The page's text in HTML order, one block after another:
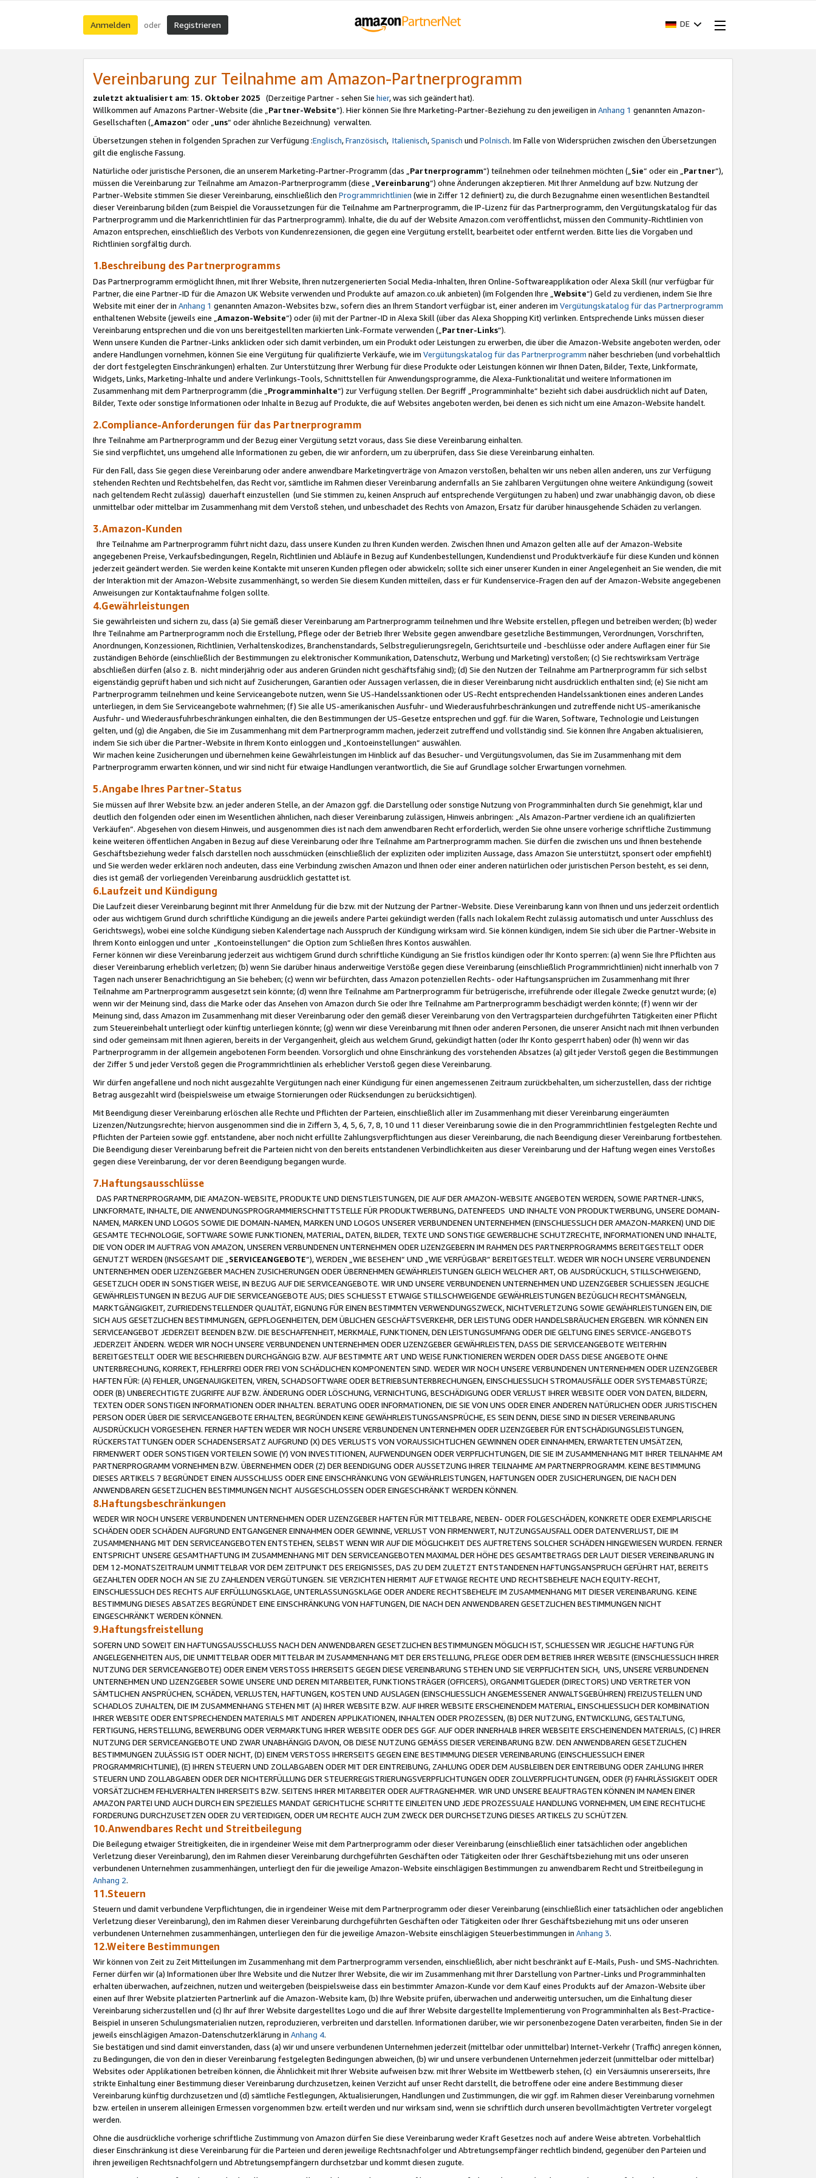
Anmelden oder Registrieren DE
Vereinbarung zur Teilnahme am Amazon-Partnerprogramm
zuletzt aktualisiert am: 15. Oktober 2025 (Derzeitige Partner - sehen Sie hier, was sich geändert hat).
Willkommen auf Amazons Partner-Website (die „Partner-Website“). Hier können Sie Ihre Marketing-Partner-Beziehung zu den jeweiligen in Anhang 1 genannten Amazon-
Gesellschaften („Amazon“ oder „uns“ oder ähnliche Bezeichnung) verwalten.
Übersetzungen stehen in folgenden Sprachen zur Verfügung :Englisch,Französisch, Italienisch,Spanisch und Polnisch. Im Falle von Widersprüchen zwischen den Übersetzungen
gilt die englische Fassung.
Natürliche oder juristische Personen, die an unserem Marketing-Partner-Programm (das „Partnerprogramm“) teilnehmen oder teilnehmen möchten („Sie“ oder ein „Partner“),
müssen die Vereinbarung zur Teilnahme am Amazon-Partnerprogramm (diese „Vereinbarung“) ohne Änderungen akzeptieren. Mit Ihrer Anmeldung auf bzw. Nutzung der
Partner-Website stimmen Sie dieser Vereinbarung, einschließlich den Programmrichtlinien (wie in Ziffer 12 definiert) zu, die durch Bezugnahme einen wesentlichen Bestandteil
dieser Vereinbarung bilden (zum Beispiel die Voraussetzungen für die Teilnahme am Partnerprogramm, die IP-Lizenz für das Partnerprogramm, den Vergütungskatalog für das
Partnerprogramm und die Markenrichtlinien für das Partnerprogramm). Inhalte, die du auf der Website Amazon.com veröffentlichst, müssen den Community-Richtlinien von
Amazon entsprechen, einschließlich des Verbots von Kundenrezensionen, die gegen eine Vergütung erstellt, bearbeitet oder entfernt werden. Bitte lies die Vorgaben und
Richtlinien sorgfältig durch.
1.Beschreibung des Partnerprogramms
Das Partnerprogramm ermöglicht Ihnen, mit Ihrer Website, Ihren nutzergenerierten Social Media-Inhalten, Ihren Online-Softwareapplikation oder Alexa Skill (nur verfügbar für
Partner, die eine Partner-ID für die Amazon UK Website verwenden und Produkte auf amazon.co.uk anbieten) (im Folgenden Ihre „ Website“) Geld zu verdienen, indem Sie Ihre
Website mit einer der in Anhang 1 genannten Amazon-Websites bzw., sofern dies an Ihrem Standort verfügbar ist, einer anderen im Vergütungskatalog für das Partnerprogramm
enthaltenen Website (jeweils eine „ Amazon-Website“) oder (ii) mit der Partner-ID in Alexa Skill (über das Alexa Shopping Kit) verlinken. Entsprechende Links müssen dieser
Vereinbarung entsprechen und die von uns bereitgestellten markierten Link-Formate verwenden („ Partner-Links“).
Wenn unsere Kunden die Partner-Links anklicken oder sich damit verbinden, um ein Produkt oder Leistungen zu erwerben, die über die Amazon-Website angeboten werden, oder
andere Handlungen vornehmen, können Sie eine Vergütung für qualifizierte Verkäufe, wie im Vergütungskatalog für das Partnerprogramm näher beschrieben (und vorbehaltlich
der dort festgelegten Einschränkungen) erhalten. Zur Unterstützung Ihrer Werbung für diese Produkte oder Leistungen können wir Ihnen Daten, Bilder, Texte, Linkformate,
Widgets, Links, Marketing-Inhalte und andere Verlinkungs-Tools, Schnittstellen für Anwendungsprogramme, die Alexa-Funktionalität und weitere Informationen im
Zusammenhang mit dem Partnerprogramm (die „ Programminhalte“) zur Verfügung stellen. Der Begriff „Programminhalte“ bezieht sich dabei ausdrücklich nicht auf Daten,
Bilder, Texte oder sonstige Informationen oder Inhalte in Bezug auf Produkte, die auf Websites angeboten werden, bei denen es sich nicht um eine Amazon-Website handelt.
2.Compliance-Anforderungen für das Partnerprogramm
Ihre Teilnahme am Partnerprogramm und der Bezug einer Vergütung setzt voraus, dass Sie diese Vereinbarung einhalten.
Sie sind verpflichtet, uns umgehend alle Informationen zu geben, die wir anfordern, um zu überprüfen, dass Sie diese Vereinbarung einhalten.
Für den Fall, dass Sie gegen diese Vereinbarung oder andere anwendbare Marketingverträge von Amazon verstoßen, behalten wir uns neben allen anderen, uns zur Verfügung
stehenden Rechten und Rechtsbehelfen, das Recht vor, sämtliche im Rahmen dieser Vereinbarung andernfalls an Sie zahlbaren Vergütungen ohne weitere Ankündigung (soweit
nach geltendem Recht zulässig) dauerhaft einzustellen (und Sie stimmen zu, keinen Anspruch auf entsprechende Vergütungen zu haben) und zwar unabhängig davon, ob diese
unmittelbar oder mittelbar im Zusammenhang mit dem Verstoß stehen, und unbeschadet des Rechts von Amazon, Ersatz für darüber hinausgehende Schäden zu verlangen.
3.Amazon-Kunden
Ihre Teilnahme am Partnerprogramm führt nicht dazu, dass unsere Kunden zu Ihren Kunden werden. Zwischen Ihnen und Amazon gelten alle auf der Amazon-Website
angegebenen Preise, Verkaufsbedingungen, Regeln, Richtlinien und Abläufe in Bezug auf Kundenbestellungen, Kundendienst und Produktverkäufe für diese Kunden und können
jederzeit geändert werden. Sie werden keine Kontakte mit unseren Kunden pflegen oder abwickeln; sollte sich einer unserer Kunden in einer Angelegenheit an Sie wenden, die mit
der Interaktion mit der Amazon-Website zusammenhängt, so werden Sie diesem Kunden mitteilen, dass er für Kundenservice-Fragen den auf der Amazon-Website angegebenen
Anweisungen zur Kontaktaufnahme folgen sollte.
4.Gewährleistungen
Sie gewährleisten und sichern zu, dass (a) Sie gemäß dieser Vereinbarung am Partnerprogramm teilnehmen und Ihre Website erstellen, pflegen und betreiben werden; (b) weder
Ihre Teilnahme am Partnerprogramm noch die Erstellung, Pflege oder der Betrieb Ihrer Website gegen anwendbare gesetzliche Bestimmungen, Verordnungen, Vorschriften,
Anordnungen, Konzessionen, Richtlinien, Verhaltenskodizes, Branchenstandards, Selbstregulierungsregeln, Gerichtsurteile und -beschlüsse oder andere Auflagen einer für Sie
zuständigen Behörde (einschließlich der Bestimmungen zu elektronischer Kommunikation, Datenschutz, Werbung und Marketing) verstoßen; (c) Sie rechtswirksam Verträge
abschließen dürfen (also z. B. nicht minderjährig oder aus anderen Gründen nicht geschäftsfähig sind); (d) Sie den Nutzen der Teilnahme am Partnerprogramm für sich selbst
eigenständig geprüft haben und sich nicht auf Zusicherungen, Garantien oder Aussagen verlassen, die in dieser Vereinbarung nicht ausdrücklich enthalten sind; (e) Sie nicht am
Partnerprogramm teilnehmen und keine Serviceangebote nutzen, wenn Sie US-Handelssanktionen oder US-Recht entsprechenden Handelssanktionen eines anderen Landes
unterliegen, in dem Sie Serviceangebote wahrnehmen; (f) Sie alle US-amerikanischen Ausfuhr- und Wiederausfuhrbeschränkungen und zutreffende nicht US-amerikanische
Ausfuhr- und Wiederausfuhrbeschränkungen einhalten, die den Bestimmungen der US-Gesetze entsprechen und ggf. für die Waren, Software, Technologie und Leistungen
gelten, und (g) die Angaben, die Sie im Zusammenhang mit dem Partnerprogramm machen, jederzeit zutreffend und vollständig sind. Sie können Ihre Angaben aktualisieren,
indem Sie sich über die Partner-Website in Ihrem Konto einloggen und „Kontoeinstellungen“ auswählen.
Wir machen keine Zusicherungen und übernehmen keine Gewährleistungen im Hinblick auf das Besucher- und Vergütungsvolumen, das Sie im Zusammenhang mit dem
Partnerprogramm erwarten können, und wir sind nicht für etwaige Handlungen verantwortlich, die Sie auf Grundlage solcher Erwartungen vornehmen.
5.Angabe Ihres Partner-Status
Sie müssen auf Ihrer Website bzw. an jeder anderen Stelle, an der Amazon ggf. die Darstellung oder sonstige Nutzung von Programminhalten durch Sie genehmigt, klar und
deutlich den folgenden oder einen im Wesentlichen ähnlichen, nach dieser Vereinbarung zulässigen, Hinweis anbringen: „Als Amazon-Partner verdiene ich an qualifizierten
Verkäufen“. Abgesehen von diesem Hinweis, und ausgenommen dies ist nach dem anwendbaren Recht erforderlich, werden Sie ohne unsere vorherige schriftliche Zustimmung
keine weiteren öffentlichen Angaben in Bezug auf diese Vereinbarung oder Ihre Teilnahme am Partnerprogramm machen. Sie dürfen die zwischen uns und Ihnen bestehende
Geschäftsbeziehung weder falsch darstellen noch ausschmücken (einschließlich der expliziten oder impliziten Aussage, dass Amazon Sie unterstützt, sponsert oder empfiehlt)
und Sie werden weder erklären noch andeuten, dass eine Verbindung zwischen Amazon und Ihnen oder einer anderen natürlichen oder juristischen Person besteht, es sei denn,
dies ist gemäß der vorliegenden Vereinbarung ausdrücklich gestattet ist.
6.Laufzeit und Kündigung
Die Laufzeit dieser Vereinbarung beginnt mit Ihrer Anmeldung für die bzw. mit der Nutzung der Partner-Website. Diese Vereinbarung kann von Ihnen und uns jederzeit ordentlich
oder aus wichtigem Grund durch schriftliche Kündigung an die jeweils andere Partei gekündigt werden (falls nach lokalem Recht zulässig automatisch und unter Ausschluss des
Gerichtswegs), wobei eine solche Kündigung sieben Kalendertage nach Ausspruch der Kündigung wirksam wird. Sie können kündigen, indem Sie sich über die Partner-Website in
Ihrem Konto einloggen und unter „Kontoeinstellungen“ die Option zum Schließen Ihres Kontos auswählen.
Ferner können wir diese Vereinbarung jederzeit aus wichtigem Grund durch schriftliche Kündigung an Sie fristlos kündigen oder Ihr Konto sperren: (a) wenn Sie Ihre Pflichten aus
dieser Vereinbarung erheblich verletzen; (b) wenn Sie darüber hinaus anderweitige Verstöße gegen diese Vereinbarung (einschließlich Programmrichtlinien) nicht innerhalb von 7
Tagen nach unserer Benachrichtigung an Sie beheben; (c) wenn wir befürchten, dass Amazon potenziellen Rechts- oder Haftungsansprüchen im Zusammenhang mit Ihrer
Teilnahme am Partnerprogramm ausgesetzt sein könnte; (d) wenn Ihre Teilnahme am Partnerprogramm für betrügerische, irreführende oder illegale Zwecke genutzt wurde; (e)
wenn wir der Meinung sind, dass die Marke oder das Ansehen von Amazon durch Sie oder Ihre Teilnahme am Partnerprogramm beschädigt werden könnte; (f) wenn wir der
Meinung sind, dass Amazon im Zusammenhang mit dieser Vereinbarung oder den gemäß dieser Vereinbarung von den Vertragsparteien durchgeführten Tätigkeiten einer Pflicht
zum Steuereinbehalt unterliegt oder künftig unterliegen könnte; (g) wenn wir diese Vereinbarung mit Ihnen oder anderen Personen, die unserer Ansicht nach mit Ihnen verbunden
sind oder gemeinsam mit Ihnen agieren, bereits in der Vergangenheit, gleich aus welchem Grund, gekündigt hatten (oder Ihr Konto gesperrt haben) oder (h) wenn wir das
Partnerprogramm in der allgemein angebotenen Form beenden. Vorsorglich und ohne Einschränkung des vorstehenden Absatzes (a) gilt jeder Verstoß gegen die Bestimmungen
der Ziffer 5 und jeder Verstoß gegen die Programmrichtlinien als erheblicher Verstoß gegen diese Vereinbarung.
Wir dürfen angefallene und noch nicht ausgezahlte Vergütungen nach einer Kündigung für einen angemessenen Zeitraum zurückbehalten, um sicherzustellen, dass der richtige
Betrag ausgezahlt wird (beispielsweise um etwaige Stornierungen oder Rücksendungen zu berücksichtigen).
Mit Beendigung dieser Vereinbarung erlöschen alle Rechte und Pflichten der Parteien, einschließlich aller im Zusammenhang mit dieser Vereinbarung eingeräumten
Lizenzen/Nutzungsrechte; hiervon ausgenommen sind die in Ziffern 3, 4, 5, 6, 7, 8, 10 und 11 dieser Vereinbarung sowie die in den Programmrichtlinien festgelegten Rechte und
Pflichten der Parteien sowie ggf. entstandene, aber noch nicht erfüllte Zahlungsverpflichtungen aus dieser Vereinbarung, die nach Beendigung dieser Vereinbarung fortbestehen.
Die Beendigung dieser Vereinbarung befreit die Parteien nicht von den bereits entstandenen Verbindlichkeiten aus dieser Vereinbarung und der Haftung wegen eines Verstoßes
gegen diese Vereinbarung, der vor deren Beendigung begangen wurde.
7.Haftungsausschlüsse
DAS PARTNERPROGRAMM, DIE AMAZON-WEBSITE, PRODUKTE UND DIENSTLEISTUNGEN, DIE AUF DER AMAZON-WEBSITE ANGEBOTEN WERDEN, SOWIE PARTNER-LINKS,
LINKFORMATE, INHALTE, DIE ANWENDUNGSPROGRAMMIERSCHNITTSTELLE FÜR PRODUKTWERBUNG, DATENFEEDS UND INHALTE VON PRODUKTWERBUNG, UNSERE DOMAIN-
NAMEN, MARKEN UND LOGOS SOWIE DIE DOMAIN-NAMEN, MARKEN UND LOGOS UNSERER VERBUNDENEN UNTERNEHMEN (EINSCHLIESSLICH DER AMAZON-MARKEN) UND DIE
GESAMTE TECHNOLOGIE, SOFTWARE SOWIE FUNKTIONEN, MATERIAL, DATEN, BILDER, TEXTE UND SONSTIGE GEWERBLICHE SCHUTZRECHTE, INFORMATIONEN UND INHALTE,
DIE VON ODER IM AUFTRAG VON AMAZON, UNSEREN VERBUNDENEN UNTERNEHMEN ODER LIZENZGEBERN IM RAHMEN DES PARTNERPROGRAMMS BEREITGESTELLT ODER
GENUTZT WERDEN (INSGESAMT DIE „ SERVICEANGEBOTE“), WERDEN „WIE BESEHEN“ UND „WIE VERFÜGBAR“ BEREITGESTELLT. WEDER WIR NOCH UNSERE VERBUNDENEN
UNTERNEHMEN ODER LIZENZGEBER MACHEN ZUSICHERUNGEN ODER ÜBERNEHMEN GEWÄHRLEISTUNGEN GLEICH WELCHER ART, OB AUSDRÜCKLICH, STILLSCHWEIGEND,
GESETZLICH ODER IN SONSTIGER WEISE, IN BEZUG AUF DIE SERVICEANGEBOTE. WIR UND UNSERE VERBUNDENEN UNTERNEHMEN UND LIZENZGEBER SCHLIESSEN JEGLICHE
GEWÄHRLEISTUNGEN IN BEZUG AUF DIE SERVICEANGEBOTE AUS; DIES SCHLIESST ETWAIGE STILLSCHWEIGENDE GEWÄHRLEISTUNGEN BEZÜGLICH RECHTSMÄNGELN,
MARKTGÄNGIGKEIT, ZUFRIEDENSTELLENDER QUALITÄT, EIGNUNG FÜR EINEN BESTIMMTEN VERWENDUNGSZWECK, NICHTVERLETZUNG SOWIE GEWÄHRLEISTUNGEN EIN, DIE
SICH AUS GESETZLICHEN BESTIMMUNGEN, GEPFLOGENHEITEN, DEM ÜBLICHEN GESCHÄFTSVERKEHR, DER LEISTUNG ODER HANDELSBRÄUCHEN ERGEBEN. WIR KÖNNEN EIN
SERVICEANGEBOT JEDERZEIT BEENDEN BZW. DIE BESCHAFFENHEIT, MERKMALE, FUNKTIONEN, DEN LEISTUNGSUMFANG ODER DIE GELTUNG EINES SERVICE-ANGEBOTS
JEDERZEIT ÄNDERN. WEDER WIR NOCH UNSERE VERBUNDENEN UNTERNEHMEN ODER LIZENZGEBER GEWÄHRLEISTEN, DASS DIE SERVICEANGEBOTE WEITERHIN
BEREITGESTELLT ODER WIE BESCHRIEBEN DURCHGÄNGIG BZW. AUF BESTIMMTE ART UND WEISE FUNKTIONIEREN WERDEN ODER DASS DIESE ANGEBOTE OHNE
UNTERBRECHUNG, KORREKT, FEHLERFREI ODER FREI VON SCHÄDLICHEN KOMPONENTEN SIND. WEDER WIR NOCH UNSERE VERBUNDENEN UNTERNEHMEN ODER LIZENZGEBER
HAFTEN FÜR: (A) FEHLER, UNGENAUIGKEITEN, VIREN, SCHADSOFTWARE ODER BETRIEBSUNTERBRECHUNGEN, EINSCHLIESSLICH STROMAUSFÄLLE ODER SYSTEMABSTÜRZE;
ODER (B) UNBERECHTIGTE ZUGRIFFE AUF BZW. ÄNDERUNG ODER LÖSCHUNG, VERNICHTUNG, BESCHÄDIGUNG ODER VERLUST IHRER WEBSITE ODER VON DATEN, BILDERN,
TEXTEN ODER SONSTIGEN INFORMATIONEN ODER INHALTEN. BERATUNG ODER INFORMATIONEN, DIE SIE VON UNS ODER EINER ANDEREN NATÜRLICHEN ODER JURISTISCHEN
PERSON ODER ÜBER DIE SERVICEANGEBOTE ERHALTEN, BEGRÜNDEN KEINE GEWÄHRLEISTUNGSANSPRÜCHE, ES SEIN DENN, DIESE SIND IN DIESER VEREINBARUNG
AUSDRÜCKLICH VORGESEHEN. FERNER HAFTEN WEDER WIR NOCH UNSERE VERBUNDENEN UNTERNEHMEN ODER LIZENZGEBER FÜR ENTSCHÄDIGUNGSLEISTUNGEN,
RÜCKERSTATTUNGEN ODER SCHADENSERSATZ AUFGRUND (X) DES VERLUSTS VON VORAUSSICHTLICHEN GEWINNEN ODER EINNAHMEN, ERWARTETEN UMSÄTZEN,
FIRMENWERT ODER SONSTIGEN VORTEILEN SOWIE (Y) VON INVESTITIONEN, AUFWENDUNGEN ODER VERPFLICHTUNGEN, DIE SIE IM ZUSAMMENHANG MIT IHRER TEILNAHME AM
PARTNERPROGRAMM VORNEHMEN BZW. ÜBERNEHMEN ODER (Z) DER BEENDIGUNG ODER AUSSETZUNG IHRER TEILNAHME AM PARTNERPROGRAMM. KEINE BESTIMMUNG
DIESES ARTIKELS 7 BEGRÜNDET EINEN AUSSCHLUSS ODER EINE EINSCHRÄNKUNG VON GEWÄHRLEISTUNGEN, HAFTUNGEN ODER ZUSICHERUNGEN, DIE NACH DEN
ANWENDBAREN GESETZLICHEN BESTIMMUNGEN NICHT AUSGESCHLOSSEN ODER EINGESCHRÄNKT WERDEN KÖNNEN.
8.Haftungsbeschränkungen
WEDER WIR NOCH UNSERE VERBUNDENEN UNTERNEHMEN ODER LIZENZGEBER HAFTEN FÜR MITTELBARE, NEBEN- ODER FOLGESCHÄDEN, KONKRETE ODER EXEMPLARISCHE
SCHÄDEN ODER SCHÄDEN AUFGRUND ENTGANGENER EINNAHMEN ODER GEWINNE, VERLUST VON FIRMENWERT, NUTZUNGSAUSFALL ODER DATENVERLUST, DIE IM
ZUSAMMENHANG MIT DEN SERVICEANGEBOTEN ENTSTEHEN, SELBST WENN WIR AUF DIE MÖGLICHKEIT DES AUFTRETENS SOLCHER SCHÄDEN HINGEWIESEN WURDEN. FERNER
ENTSPRICHT UNSERE GESAMTHAFTUNG IM ZUSAMMENHANG MIT DEN SERVICEANGEBOTEN MAXIMAL DER HÖHE DES GESAMTBETRAGS DER LAUT DIESER VEREINBARUNG IN
DEM 12-MONATSZEITRAUM UNMITTELBAR VOR DEM ZEITPUNKT DES EREIGNISSES, DAS ZU DEM ZULETZT ENTSTANDENEN HAFTUNGSANSPRUCH GEFÜHRT HAT, BEREITS
GEZAHLTEN ODER NOCH AN SIE ZU ZAHLENDEN VERGÜTUNGEN. SIE VERZICHTEN HIERMIT AUF ETWAIGE RECHTE UND RECHTSBEHELFE NACH EQUITY-RECHT,
EINSCHLIESSLICH DES RECHTS AUF ERFÜLLUNGSKLAGE, UNTERLASSUNGSKLAGE ODER ANDERE RECHTSBEHELFE IM ZUSAMMENHANG MIT DIESER VEREINBARUNG. KEINE
BESTIMMUNG DIESES ABSATZES BEGRÜNDET EINE EINSCHRÄNKUNG VON HAFTUNGEN, DIE NACH DEN ANWENDBAREN GESETZLICHEN BESTIMMUNGEN NICHT
EINGESCHRÄNKT WERDEN KÖNNEN.
9.Haftungsfreistellung
SOFERN UND SOWEIT EIN HAFTUNGSAUSSCHLUSS NACH DEN ANWENDBAREN GESETZLICHEN BESTIMMUNGEN MÖGLICH IST, SCHLIESSEN WIR JEGLICHE HAFTUNG FÜR
ANGELEGENHEITEN AUS, DIE UNMITTELBAR ODER MITTELBAR IM ZUSAMMENHANG MIT DER ERSTELLUNG, PFLEGE ODER DEM BETRIEB IHRER WEBSITE (EINSCHLIESSLICH IHRER
NUTZUNG DER SERVICEANGEBOTE) ODER EINEM VERSTOSS IHRERSEITS GEGEN DIESE VEREINBARUNG STEHEN UND SIE VERPFLICHTEN SICH, UNS, UNSERE VERBUNDENEN
UNTERNEHMEN UND LIZENZGEBER SOWIE UNSERE UND DEREN MITARBEITER, FUNKTIONSTRÄGER (OFFICERS), ORGANMITGLIEDER (DIRECTORS) UND VERTRETER VON
SÄMTLICHEN ANSPRÜCHEN, SCHÄDEN, VERLUSTEN, HAFTUNGEN, KOSTEN UND AUSLAGEN (EINSCHLIESSLICH ANGEMESSENER ANWALTSGEBÜHREN) FREIZUSTELLEN UND
SCHADLOS ZUHALTEN, DIE IM ZUSAMMENHANG STEHEN MIT (A) IHRER WEBSITE BZW. AUF IHRER WEBSITE ERSCHEINENDEM MATERIAL, EINSCHLIESSLICH DER KOMBINATION
IHRER WEBSITE ODER ENTSPRECHENDEN MATERIALS MIT ANDEREN APPLIKATIONEN, INHALTEN ODER PROZESSEN, (B) DER NUTZUNG, ENTWICKLUNG, GESTALTUNG,
FERTIGUNG, HERSTELLUNG, BEWERBUNG ODER VERMARKTUNG IHRER WEBSITE ODER DES GGF. AUF ODER INNERHALB IHRER WEBSEITE ERSCHEINENDEN MATERIALS, (C) IHRER
NUTZUNG DER SERVICEANGEBOTE UND ZWAR UNABHÄNGIG DAVON, OB DIESE NUTZUNG GEMÄSS DIESER VEREINBARUNG BZW. DEN ANWENDBAREN GESETZLICHEN
BESTIMMUNGEN ZULÄSSIG IST ODER NICHT, (D) EINEM VERSTOSS IHRERSEITS GEGEN EINE BESTIMMUNG DIESER VEREINBARUNG (EINSCHLIESSLICH EINER
PROGRAMMRICHTLINIE), (E) IHREN STEUERN UND ZOLLABGABEN ODER MIT DER EINTREIBUNG, ZAHLUNG ODER DEM AUSBLEIBEN DER EINTREIBUNG ODER ZAHLUNG IHRER
STEUERN UND ZOLLABGABEN ODER DER NICHTERFÜLLUNG DER STEUERREGISTRIERUNGSVERPFLICHTUNGEN ODER ZOLLVERPFLICHTUNGEN, ODER (F) FAHRLÄSSIGKEIT ODER
VORSÄTZLICHEM FEHLVERHALTEN IHRERSEITS BZW. SEITENS IHRER MITARBEITER ODER AUFTRAGNEHMER. WIR UND UNSERE BEAUFTRAGTEN KÖNNEN IM NAMEN EINER
AMAZON PARTEI UND AUCH DURCH EIN SPEZIELLES MANDAT GERICHTLICHE SCHRITTE EINLEITEN UND JEDE PROZESSUALE HANDLUNG VORNEHMEN, UM EINE RECHTLICHE
FORDERUNG DURCHZUSETZEN ODER ZU VERTEIDIGEN, ODER UM RECHTE AUCH ZUM ZWECK DER DURCHSETZUNG DIESES ARTIKELS ZU SCHÜTZEN.
10.Anwendbares Recht und Streitbeilegung
Die Beilegung etwaiger Streitigkeiten, die in irgendeiner Weise mit dem Partnerprogramm oder dieser Vereinbarung (einschließlich einer tatsächlichen oder angeblichen
Verletzung dieser Vereinbarung), den im Rahmen dieser Vereinbarung durchgeführten Geschäften oder Tätigkeiten oder Ihrer Geschäftsbeziehung mit uns oder unseren
verbundenen Unternehmen zusammenhängen, unterliegt den für die jeweilige Amazon-Website einschlägigen Bestimmungen zu anwendbarem Recht und Streitbeilegung in
Anhang 2.
11.Steuern
Steuern und damit verbundene Verpflichtungen, die in irgendeiner Weise mit dem Partnerprogramm oder dieser Vereinbarung (einschließlich einer tatsächlichen oder angeblichen
Verletzung dieser Vereinbarung), den im Rahmen dieser Vereinbarung durchgeführten Geschäften oder Tätigkeiten oder Ihrer Geschäftsbeziehung mit uns oder unseren
verbundenen Unternehmen zusammenhängen, unterliegen den für die jeweilige Amazon-Website einschlägigen Steuerbestimmungen in Anhang 3.
12.Weitere Bestimmungen
Wir können von Zeit zu Zeit Mitteilungen im Zusammenhang mit dem Partnerprogramm versenden, einschließlich, aber nicht beschränkt auf E-Mails, Push- und SMS-Nachrichten.
Ferner dürfen wir (a) Informationen über Ihre Website und die Nutzer Ihrer Website, die wir im Zusammenhang mit Ihrer Darstellung von Partner-Links und Programminhalten
erhalten überwachen, aufzeichnen, nutzen und weitergeben (beispielsweise dass ein bestimmter Amazon-Kunde vor dem Kauf eines Produkts auf der Amazon-Website über
einen auf Ihrer Website platzierten Partnerlink auf die Amazon-Website kam, (b) Ihre Website prüfen, überwachen und anderweitig untersuchen, um die Einhaltung dieser
Vereinbarung sicherzustellen und (c) Ihr auf Ihrer Website dargestelltes Logo und die auf Ihrer Website dargestellte Implementierung von Programminhalten als Best-Practice-
Beispiel in unseren Schulungsmaterialien nutzen, reproduzieren, verbreiten und darstellen. Informationen darüber, wie wir personenbezogene Daten verarbeiten, finden Sie in der
jeweils einschlägigen Amazon-Datenschutzerklärung in Anhang 4.
Sie bestätigen und sind damit einverstanden, dass (a) wir und unsere verbundenen Unternehmen jederzeit (mittelbar oder unmittelbar) Internet-Verkehr (Traffic) anregen können,
zu Bedingungen, die von den in dieser Vereinbarung festgelegten Bedingungen abweichen, (b) wir und unsere verbundenen Unternehmen jederzeit (unmittelbar oder mittelbar)
Websites oder Applikationen betreiben können, die Ähnlichkeit mit Ihrer Website aufweisen bzw. mit Ihrer Website im Wettbewerb stehen, (c) ein Versäumnis unsererseits, Ihre
strikte Einhaltung einer Bestimmung dieser Vereinbarung durchzusetzen, keinen Verzicht auf unser Recht darstellt, die betroffene oder eine andere Bestimmung dieser
Vereinbarung künftig durchzusetzen und (d) sämtliche Festlegungen, Aktualisierungen, Handlungen und Zustimmungen, die wir ggf. im Rahmen dieser Vereinbarung vornehmen
bzw. erteilen in unserem alleinigen Ermessen vorgenommen bzw. erteilt werden und nur wirksam sind, wenn sie schriftlich durch unseren bevollmächtigten Vertreter vorgelegt
werden.
Ohne die ausdrückliche vorherige schriftliche Zustimmung von Amazon dürfen Sie diese Vereinbarung weder Kraft Gesetzes noch auf andere Weise abtreten. Vorbehaltlich
dieser Einschränkung ist diese Vereinbarung für die Parteien und deren jeweilige Rechtsnachfolger und Abtretungsempfänger rechtlich bindend, gegenüber den Parteien und
ihren jeweiligen Rechtsnachfolgern und Abtretungsempfängern durchsetzbar und kommt diesen zugute.